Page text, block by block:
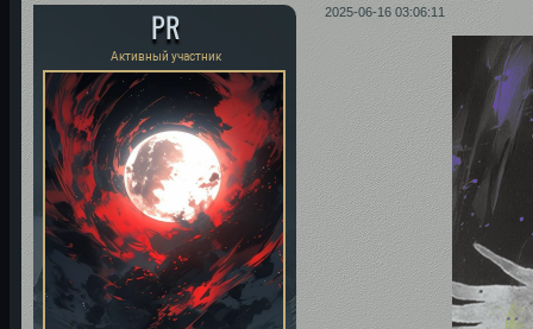
2025-06-16 03:06:11
PR
Активный участник